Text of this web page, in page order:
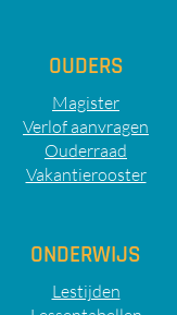
OUDERS
Magister
Verlof aanvragen
Ouderraad
Vakantierooster
ONDERWIJS
Lestijden